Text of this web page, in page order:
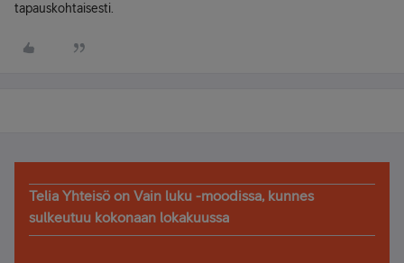
tapauskohtaisesti.
Telia Yhteisö on Vain luku -moodissa, kunnes
sulkeutuu kokonaan lokakuussa